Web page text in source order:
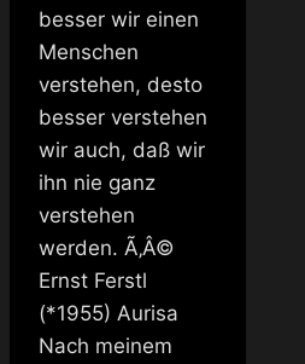
besser wir einen
Menschen
verstehen, desto
besser verstehen
wir auch, daß wir
ihn nie ganz
verstehen
werden. Ã‚Â©
Ernst Ferstl
(*1955) Aurisa
Nach meinem